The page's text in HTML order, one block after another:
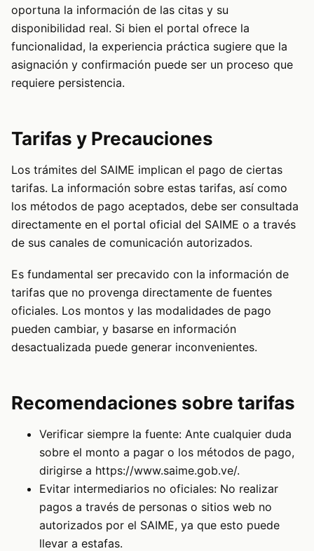
oportuna la información de las citas y su
disponibilidad real. Si bien el portal ofrece la
funcionalidad, la experiencia práctica sugiere que la
asignación y confirmación puede ser un proceso que
requiere persistencia.
Tarifas y Precauciones
Los trámites del SAIME implican el pago de ciertas
tarifas. La información sobre estas tarifas, así como
los métodos de pago aceptados, debe ser consultada
directamente en el portal oficial del SAIME o a través
de sus canales de comunicación autorizados.
Es fundamental ser precavido con la información de
tarifas que no provenga directamente de fuentes
oficiales. Los montos y las modalidades de pago
pueden cambiar, y basarse en información
desactualizada puede generar inconvenientes.
Recomendaciones sobre tarifas
Verificar siempre la fuente: Ante cualquier duda
sobre el monto a pagar o los métodos de pago,
dirigirse a https://www.saime.gob.ve/.
Evitar intermediarios no oficiales: No realizar
pagos a través de personas o sitios web no
autorizados por el SAIME, ya que esto puede
llevar a estafas.